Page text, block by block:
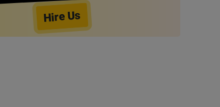
Hire Us